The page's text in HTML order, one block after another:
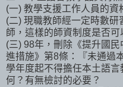
(一) 教學支援工作人員的資
(二) 現職教師經一定時數
師，這樣的師資制度是否可
(三) 98年，刪除《提升國
進措施》第8條：『未通過
學年度起不得擔任本土語
何？有無檢討的必要？